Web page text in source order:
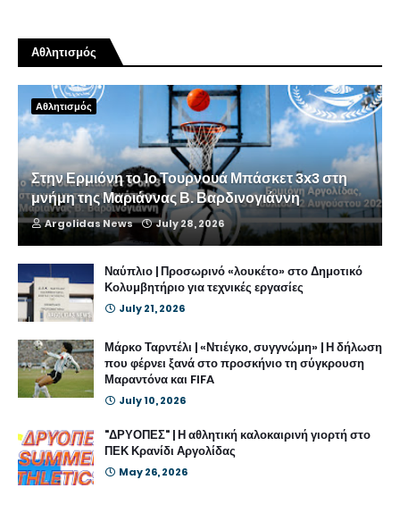
Αθλητισμός
Αθλητισμός
Στην Ερμιόνη το 1ο Τουρνουά Μπάσκετ 3x3 στη
μνήμη της Μαριάννας Β. Βαρδινογιάννη
Argolidas News July 28, 2026
Ναύπλιο | Προσωρινό «λουκέτο» στο Δημοτικό
Κολυμβητήριο για τεχνικές εργασίες
July 21, 2026
Μάρκο Ταρντέλι | «Ντιέγκο, συγγνώμη» | Η δήλωση
που φέρνει ξανά στο προσκήνιο τη σύγκρουση
Μαραντόνα και FIFA
July 10, 2026
"ΔΡΥΟΠΕΣ" | Η αθλητική καλοκαιρινή γιορτή στο
ΠΕΚ Κρανίδι Αργολίδας
May 26, 2026